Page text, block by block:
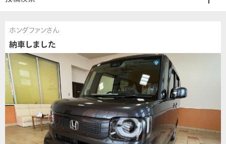
ホンダファンさん
納車しました